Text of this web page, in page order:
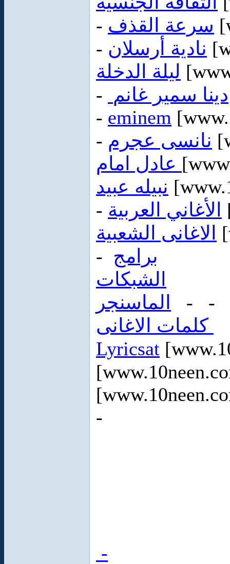
- سرعة القذف
- نادية أرسلان
ليلة الدخلة
- دينا سمير غانم
- eminem
- نانسى عجرم
نبيله عبيد
- الأغاني العربية
الاغانى الشعبية
- برامج
الشبكات
الماسنجر
- -
كلمات الاغانى
Lyricsat
-
-